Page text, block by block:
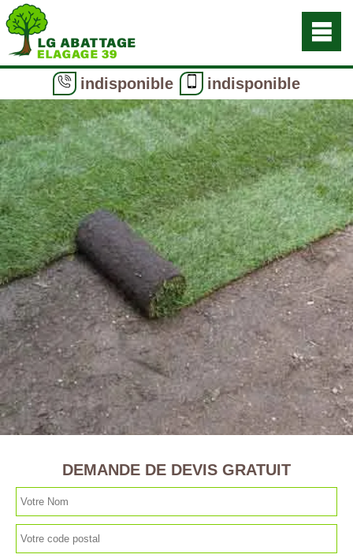
indisponible indisponible
DEMANDE DE DEVIS GRATUIT